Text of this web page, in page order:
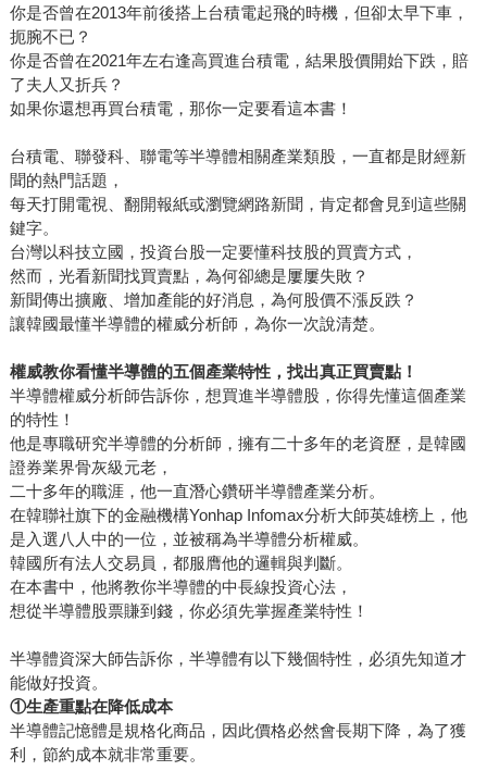
樣開的，原來三星曾有那麼可惡的「滅台計畫」，原來曹興
誠搞「五合一」有這麼戲劇化的過程。 一個個像這樣的晶片
島小故事讀下來，我竟然懂了台灣半導體發展歷程、張忠謀
的策略與管理觀念，以及這座晶片島，為什麼如此光芒耀
眼。
你是否曾在2013年前後搭上台積電起飛的時機，但卻太早下車，
扼腕不已？
你是否曾在2021年左右逢高買進台積電，結果股價開始下跌，賠
了夫人又折兵？
如果你還想再買台積電，那你一定要看這本書！
台積電、聯發科、聯電等半導體相關產業類股，一直都是財經新
聞的熱門話題，
每天打開電視、翻開報紙或瀏覽網路新聞，肯定都會見到這些關
鍵字。
台灣以科技立國，投資台股一定要懂科技股的買賣方式，
然而，光看新聞找買賣點，為何卻總是屢屢失敗？
新聞傳出擴廠、增加產能的好消息，為何股價不漲反跌？
讓韓國最懂半導體的權威分析師，為你一次說清楚。
權威教你看懂半導體的五個產業特性，找出真正買賣點！
半導體權威分析師告訴你，想買進半導體股，你得先懂這個產業
的特性！
他是專職研究半導體的分析師，擁有二十多年的老資歷，是韓國
證券業界骨灰級元老，
二十多年的職涯，他一直潛心鑽研半導體產業分析。
在韓聯社旗下的金融機構Yonhap Infomax分析大師英雄榜上，他
是入選八人中的一位，並被稱為半導體分析權威。
韓國所有法人交易員，都服膺他的邏輯與判斷。
在本書中，他將教你半導體的中長線投資心法，
想從半導體股票賺到錢，你必須先掌握產業特性！
半導體資深大師告訴你，半導體有以下幾個特性，必須先知道才
能做好投資。
①生產重點在降低成本
半導體記憶體是規格化商品，因此價格必然會長期下降，為了獲
利，節約成本就非常重要。